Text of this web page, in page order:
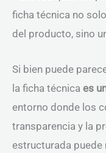
ficha técnica no
del producto, sino
Si bien puede
la ficha técnica es
entorno donde los
transparencia y la
estructurada puede